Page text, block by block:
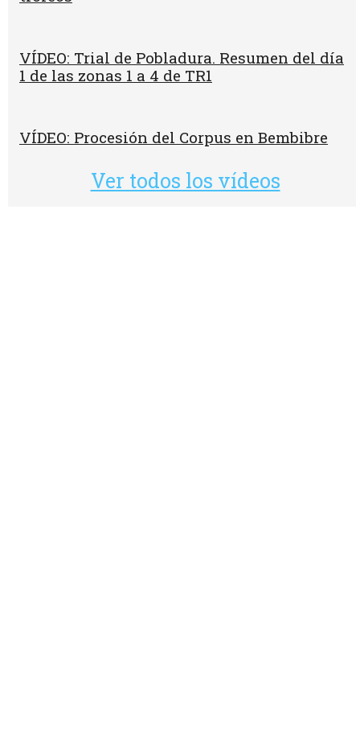
VÍDEO: Trial de Pobladura. Resumen del día
1 de las zonas 1 a 4 de TR1
VÍDEO: Procesión del Corpus en Bembibre
Ver todos los vídeos